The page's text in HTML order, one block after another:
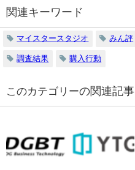
関連キーワード
マイスタースタジオ みん評
調査結果 購入行動
の関連記事